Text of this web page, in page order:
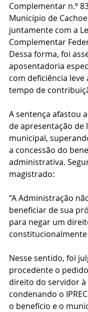
Complementar n.º
Município de
juntamente com a
Complementar
Dessa forma, foi
aposentadoria
com deficiência leve
tempo de
A sentença afastou
de apresentação de
municipal,
a concessão do
administrativa.
magistrado:
“A Administração
beneficiar de sua
para negar um
constitucionalmente
Nesse sentido, foi
procedente o
direito do servidor
condenando o
o benefício e o